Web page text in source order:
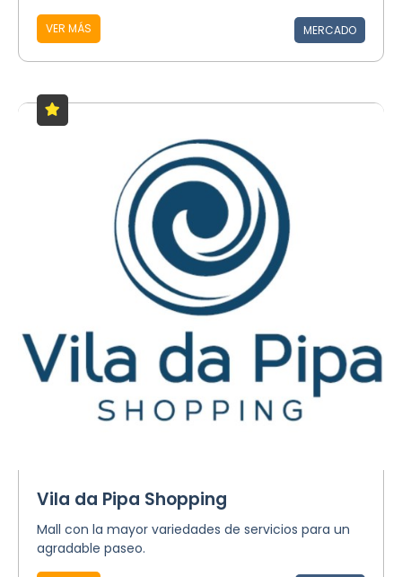
VER MÁS MERCADO
Vila da Pipa Shopping
Mall con la mayor variedades de servicios para un
agradable paseo.